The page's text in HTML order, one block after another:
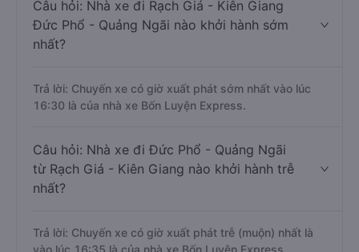
Câu hỏi: Nhà xe đi Rạch Giá - Kiên Giang
Đức Phổ - Quảng Ngãi nào khởi hành sớm
nhất?
Trả lời: Chuyến xe có giờ xuất phát sớm nhất vào lúc
16:30 là của nhà xe Bốn Luyện Express.
Câu hỏi: Nhà xe đi Đức Phổ - Quảng Ngãi
từ Rạch Giá - Kiên Giang nào khởi hành trễ
nhất?
Trả lời: Chuyến xe có giờ xuất phát trễ (muộn) nhất là
vào lúc 16:35 là của nhà xe Bốn Luyện Express.